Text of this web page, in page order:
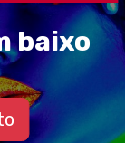
baixo